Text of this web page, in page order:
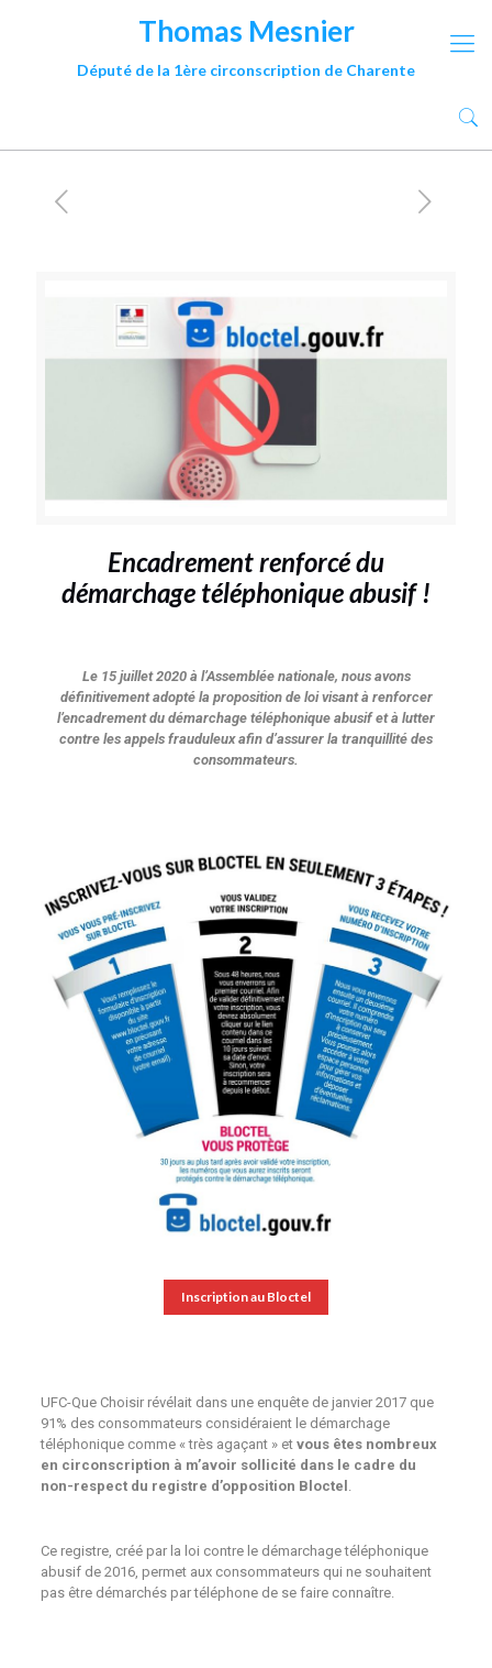
Thomas Mesnier
Député de la 1ère circonscription de Charente
Encadrement renforcé du
démarchage téléphonique abusif !
Le 15 juillet 2020 à l’Assemblée nationale, nous avons
définitivement adopté la proposition de loi visant à renforcer
l’encadrement du démarchage téléphonique abusif et à lutter
contre les appels frauduleux afin d’assurer la tranquillité des
consommateurs.
Inscription au Bloctel
UFC-Que Choisir révélait dans une enquête de janvier 2017 que
91% des consommateurs considéraient le démarchage
téléphonique comme « très agaçant » et vous êtes nombreux
en circonscription à m’avoir sollicité dans le cadre du
non-respect du registre d’opposition Bloctel .
Ce registre, créé par la loi contre le démarchage téléphonique
abusif de 2016, permet aux consommateurs qui ne souhaitent
pas être démarchés par téléphone de se faire connaître.